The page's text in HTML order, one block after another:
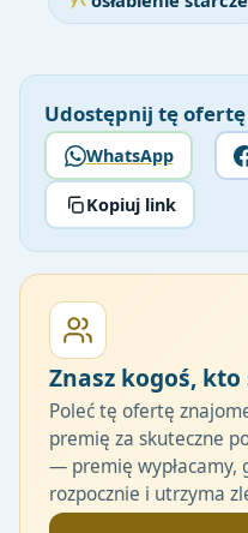
Udostępnij tę ofertę
WhatsApp
Kopiuj link
Znasz kogoś,
Poleć tę ofertę
premię za skuteczne
— premię wypłacamy,
rozpocznie i utrzyma